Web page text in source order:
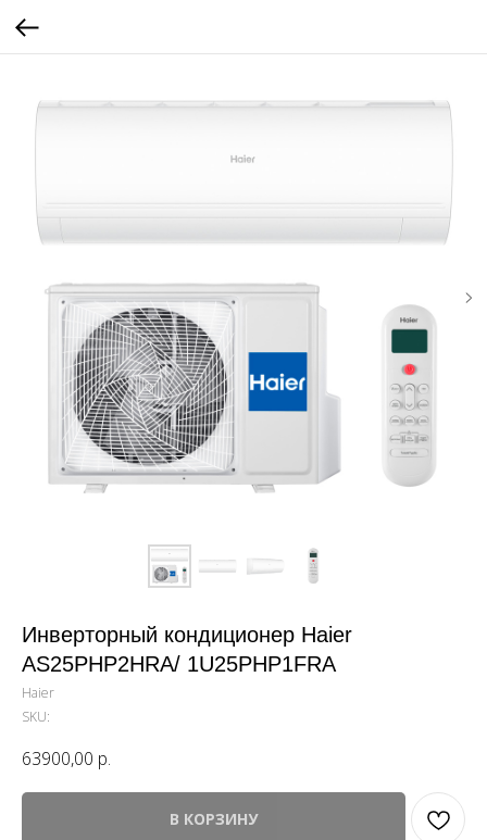
Инверторный кондиционер Haier
AS25PHP2HRA/ 1U25PHP1FRA
Haier
SKU:
63900,00 р.
В КОРЗИНУ